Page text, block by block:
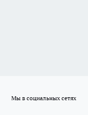
Мы в социальных сетях